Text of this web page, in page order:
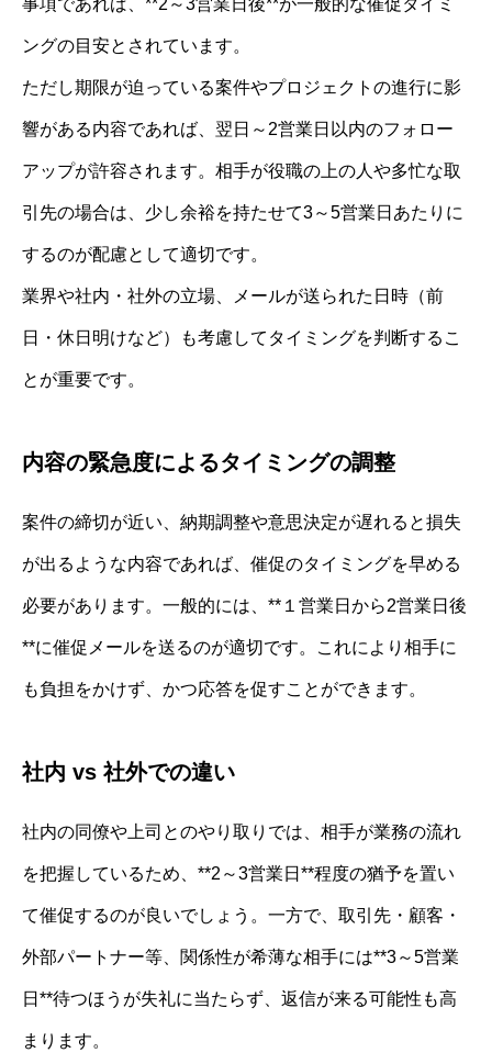
ングの目安とされています。
ただし期限が迫っている案件やプロジェクトの進行に影
響がある内容であれば、翌日～2営業日以内のフォロー
アップが許容されます。相手が役職の上の人や多忙な取
引先の場合は、少し余裕を持たせて3～5営業日あたりに
するのが配慮として適切です。
業界や社内・社外の立場、メールが送られた日時（前
日・休日明けなど）も考慮してタイミングを判断するこ
とが重要です。
内容の緊急度によるタイミングの調整
案件の締切が近い、納期調整や意思決定が遅れると損失
が出るような内容であれば、催促のタイミングを早める
必要があります。一般的には、**１営業日から2営業日後
**に催促メールを送るのが適切です。これにより相手に
も負担をかけず、かつ応答を促すことができます。
社内 vs 社外での違い
社内の同僚や上司とのやり取りでは、相手が業務の流れ
を把握しているため、**2～3営業日**程度の猶予を置い
て催促するのが良いでしょう。一方で、取引先・顧客・
外部パートナー等、関係性が希薄な相手には**3～5営業
日**待つほうが失礼に当たらず、返信が来る可能性も高
まります。